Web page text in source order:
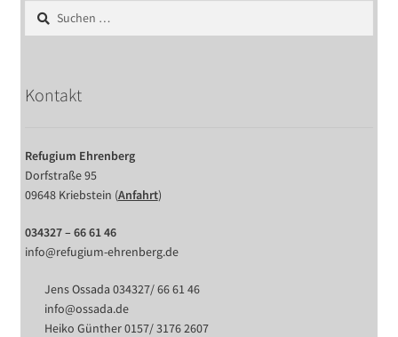
Suchen
nach:
Kontakt
Refugium Ehrenberg
Dorfstraße 95
09648 Kriebstein (Anfahrt)
034327 – 66 61 46
info@refugium-ehrenberg.de
Jens Ossada 034327/ 66 61 46
info@ossada.de
Heiko Günther 0157/ 3176 2607